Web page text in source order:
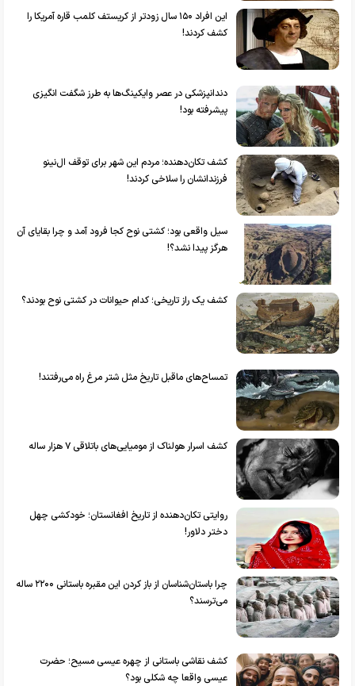
این افراد ۱۵۰ سال زودتر از کریستف کلمب قاره آمریکا را
کشف کردند!
دندانپزشکی در عصر وایکینگ‌ها به طرز شگفت انگیزی
پیشرفته بود!
کشف تکان‌دهنده؛ مردم این شهر برای توقف ال‌نینو
فرزندانشان را سلاخی کردند!
سیل واقعی بود؛ کشتی نوح کجا فرود آمد و چرا بقایای آن
هرگز پیدا نشد؟!
کشف یک راز تاریخی؛ کدام حیوانات در کشتی نوح بودند؟
تمساح‌های ماقبل تاریخ مثل شتر مرغ راه می‌رفتند!
کشف اسرار هولناک از مومیایی‌های باتلاقی ۷ هزار ساله
روایتی تکان‌دهنده از تاریخ افغانستان؛ خودکشی چهل
دختر دلاور!
چرا باستان‌شناسان از باز کردن این مقبره باستانی ۲۲۰۰ ساله
می‌ترسند؟
کشف نقاشی باستانی از چهره عیسی مسیح؛ حضرت
عیسی واقعا چه شکلی بود؟